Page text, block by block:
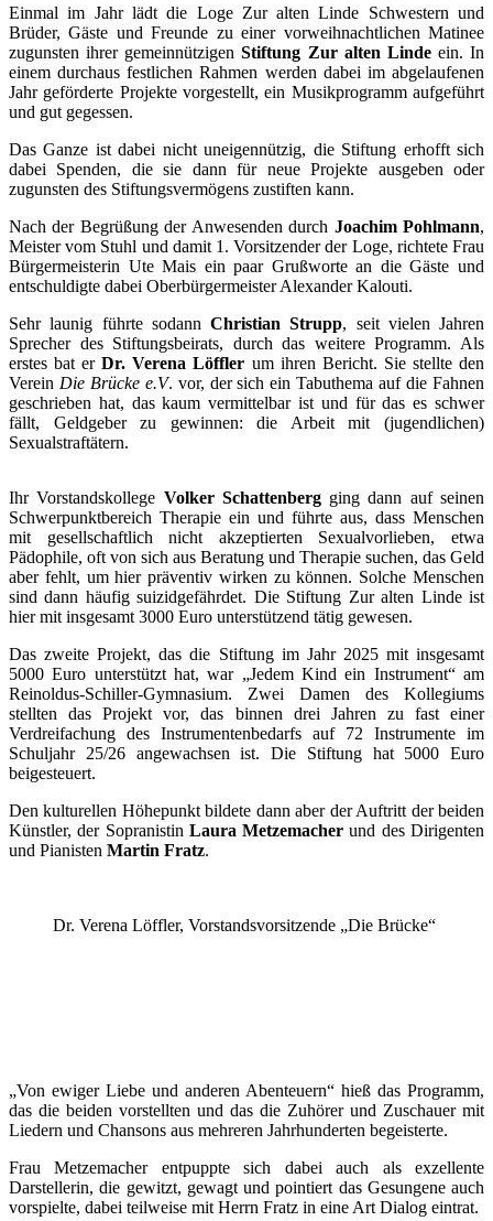
Einmal im Jahr lädt die Loge Zur alten Linde Schwestern und
Brüder, Gäste und Freunde zu einer vorweihnachtlichen Matinee
zugunsten ihrer gemeinnützigenStiftung Zur alten Lindeein. In
einem durchaus festlichen Rahmen werden dabei im abgelaufenen
Jahr geförderte Projekte vorgestellt, ein Musikprogramm aufgeführt
und gut gegessen.
Das Ganze ist dabei nicht uneigennützig, die Stiftung erhofft sich
dabei Spenden, die sie dann für neue Projekte ausgeben oder
zugunsten des Stiftungsvermögens zustiften kann.
Nach der Begrüßung der Anwesenden durch Joachim Pohlmann,
Meister vom Stuhl und damit 1. Vorsitzender der Loge, richtete Frau
Bürgermeisterin Ute Mais ein paar Grußworte an die Gäste und
entschuldigte dabei Oberbürgermeister Alexander Kalouti.
Sehr launig führte sodann Christian Strupp, seit vielen Jahren
Sprecher des Stiftungsbeirats, durch das weitere Programm. Als
erstes bat erDr. Verena Löffler um ihren Bericht. Sie stellte den
Verein Die Brücke e.V. vor, der sich ein Tabuthema auf die Fahnen
geschrieben hat, das kaum vermittelbar ist und für das es schwer
fällt, Geldgeber zu gewinnen: die Arbeit mit (jugendlichen)
Sexualstraftätern.
Ihr Vorstandskollege Volker Schattenbergging dann auf seinen
Schwerpunktbereich Therapie ein und führte aus, dass Menschen
mit gesellschaftlich nicht akzeptierten Sexualvorlieben, etwa
Pädophile, oft von sich aus Beratung und Therapie suchen, das Geld
aber fehlt, um hier präventiv wirken zu können. Solche Menschen
sind dann häufig suizidgefährdet. Die Stiftung Zur alten Linde ist
hier mit insgesamt 3000 Euro unterstützend tätig gewesen.
Das zweite Projekt, das die Stiftung im Jahr 2025 mit insgesamt
5000 Euro unterstützt hat, war „Jedem Kind ein Instrument“ am
Reinoldus-Schiller-Gymnasium. Zwei Damen des Kollegiums
stellten das Projekt vor, das binnen drei Jahren zu fast einer
Verdreifachung des Instrumentenbedarfs auf 72 Instrumente im
Schuljahr 25/26 angewachsen ist. Die Stiftung hat 5000 Euro
beigesteuert.
Den kulturellen Höhepunkt bildete dann aber der Auftritt der beiden
Künstler, der Sopranistin Laura Metzemacher und des Dirigenten
und Pianisten Martin Fratz.
Dr. Verena Löffler, Vorstandsvorsitzende „Die Brücke“
„Von ewiger Liebe und anderen Abenteuern“ hieß das Programm,
das die beiden vorstellten und das die Zuhörer und Zuschauer mit
Liedern und Chansons aus mehreren Jahrhunderten begeisterte.
Frau Metzemacher entpuppte sich dabei auch als exzellente
Darstellerin, die gewitzt, gewagt und pointiert das Gesungene auch
vorspielte, dabei teilweise mit Herrn Fratz in eine Art Dialog eintrat.